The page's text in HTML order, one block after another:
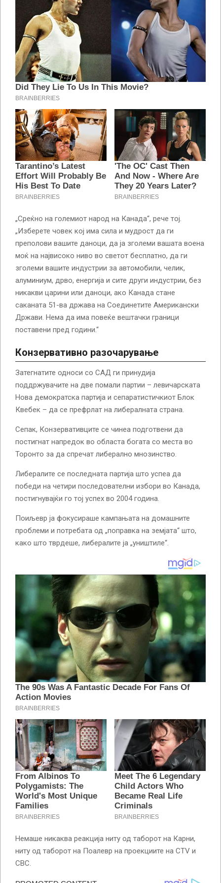
„Среќно на големиот народ на Канада“, рече тој.
„Изберете човек кој има сила и мудрост да ги
преполови вашите даноци, да ја зголеми вашата воена
моќ на највисоко ниво во светот бесплатно, да ги
зголеми вашите индустрии за автомобили, челик,
алуминиум, дрво, енергија и сите други индустрии, без
никакви царини или даноци, ако Канада стане
саканата 51-ва држава на Соединетите Американски
Држави. Нема да има повеќе вештачки граници
поставени пред години.“
Конзервативно разочарување
Затегнатите односи со САД ги принудија
поддржувачите на две помали партии – левичарската
Нова демократска партија и сепаратистичкиот Блок
Квебек – да се префрлат на либералната страна.
Сепак, Конзервативците се чинеа подготвени да
постигнат напредок во областа богата со места во
Торонто за да спречат либерално мнозинство.
Либералите се последната партија што успеа да
победи на четири последователни избори во Канада,
постигнувајќи го тој успех во 2004 година.
Поиљевр ја фокусираше кампањата на домашните
проблеми и потребата од „поправка на земјата“ што,
како што тврдеше, либералите ја „уништиле“.
Немаше никаква реакција ниту од таборот на Карни,
ниту од таборот на Поалевр на проекциите на CTV и
CBC.